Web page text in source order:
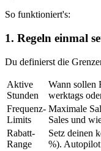
So funktioniert's:
1. Regeln einmal
Du definierst die
Aktive
Stunden
Wann sollen
werktags
Frequenz-
Limits
Maximale
Sales und
Rabatt-
Range
Setz deinen
%). Autopilot